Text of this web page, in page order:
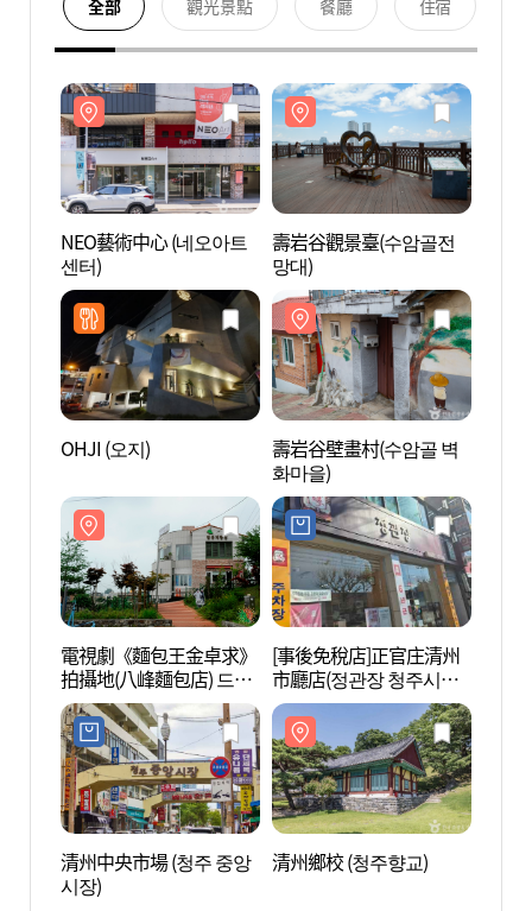
全部 觀光景點 餐廳 住宿
NEO藝術中心 (네오아트
센터)
壽岩谷觀景臺(수암골전
망대)
OHJI (오지)
壽岩谷壁畫村(수암골 벽
화마을)
電視劇《麵包王金卓求》
拍攝地(八峰麵包店) 드라
마 제빵왕 김탁구 촬영지
(팔봉제빵점)
[事後免稅店]正官庄清州
市廳店(정관장 청주시청
점)
清州中央市場 (청주 중앙
시장)
清州鄉校 (청주향교)